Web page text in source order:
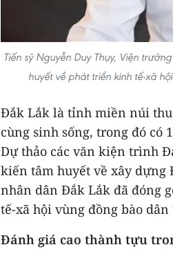
Tiến sỹ Nguyễn Duy Thụy, Viện
huyết về phát triển kinh tế-xã
Đắk Lắk là tỉnh miền núi
cùng sinh sống, trong đó có
Dự thảo các văn kiện trình
kiến tâm huyết về xây dựng
nhân dân Đắk Lắk đã đóng
tế-xã hội vùng đồng bào dân
Đánh giá cao thành tựu